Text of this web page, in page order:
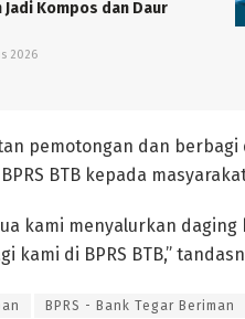
Jadi Kompos dan Daur
2026
pemotongan dan
BTB kepada
kami menyalurkan
kami di BPRS BTB,”
BPRS - Bank Tegar Beriman